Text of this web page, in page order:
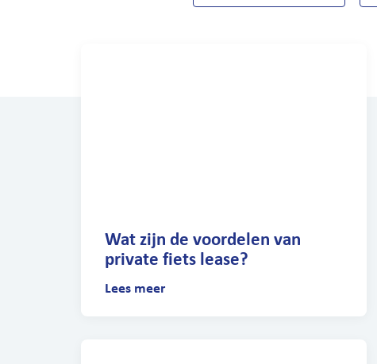
Wat zijn de voordelen van
private fiets lease?
Lees meer